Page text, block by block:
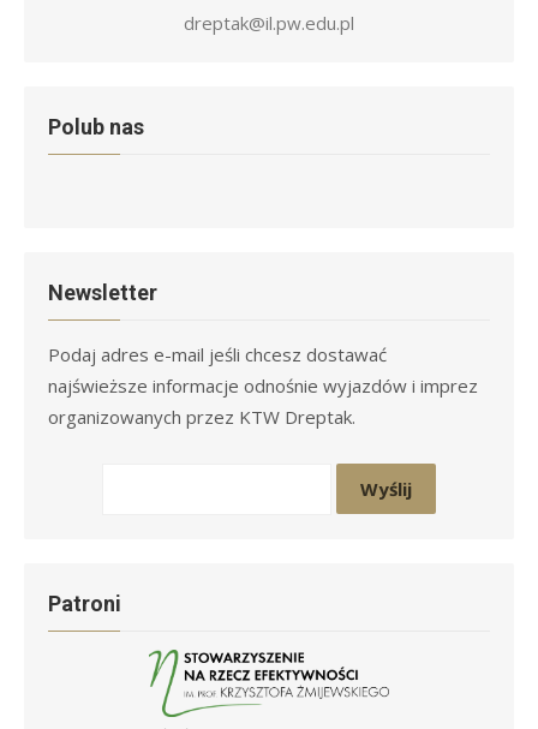
dreptak@il.pw.edu.pl
Polub nas
Newsletter
Podaj adres e-mail jeśli chcesz dostawać
najświeższe informacje odnośnie wyjazdów i imprez
organizowanych przez KTW Dreptak.
Patroni